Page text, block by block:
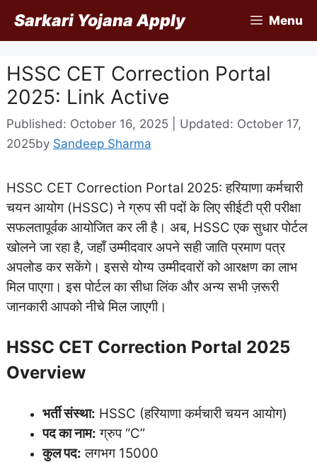
content
Sarkari Yojana Apply Menu
HSSC CET Correction Portal
2025: Link Active
Published: October 16, 2025 | Updated: October 17,
2025by Sandeep Sharma
HSSC CET Correction Portal 2025: हरियाणा कर्मचारी
चयन आयोग (HSSC) ने ग्रुप सी पदों के लिए सीईटी प्री परीक्षा
सफलतापूर्वक आयोजित कर ली है। अब, HSSC एक सुधार पोर्टल
खोलने जा रहा है, जहाँ उम्मीदवार अपने सही जाति प्रमाण पत्र
अपलोड कर सकेंगे। इससे योग्य उम्मीदवारों को आरक्षण का लाभ
मिल पाएगा।इस पोर्टल का सीधा लिंक और अन्य सभी ज़रूरी
जानकारी आपको नीचे मिल जाएगी।
HSSC CET Correction Portal 2025
Overview
भर्ती संस्था: HSSC (हरियाणा कर्मचारी चयन आयोग)
पद का नाम: ग्रुप “C”
कुल पद: लगभग 15000